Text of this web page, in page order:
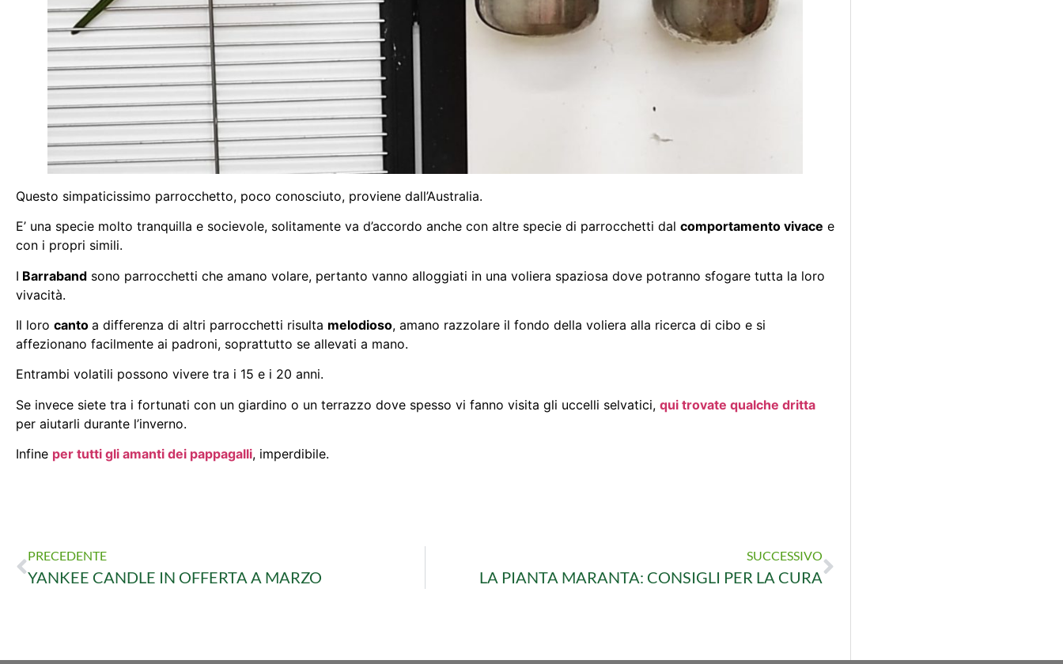
Questo simpaticissimo parrocchetto, poco conosciuto, proviene dall’Australia.
E’ una specie molto tranquilla e socievole, solitamente va d’accordo anche con altre specie di parrocchetti dal comportamento vivace e
con i propri simili.
I Barraband sono parrocchetti che amano volare, pertanto vanno alloggiati in una voliera spaziosa dove potranno sfogare tutta la loro
vivacità.
Il loro canto a differenza di altri parrocchetti risulta melodioso, amano razzolare il fondo della voliera alla ricerca di cibo e si
affezionano facilmente ai padroni, soprattutto se allevati a mano.
Entrambi volatili possono vivere tra i 15 e i 20 anni.
Se invece siete tra i fortunati con un giardino o un terrazzo dove spesso vi fanno visita gli uccelli selvatici, qui trovate qualche dritta
per aiutarli durante l’inverno.
Infine per tutti gli amanti dei pappagalli, imperdibile.
PRECEDENTE
YANKEE CANDLE IN OFFERTA A MARZO
SUCCESSIVO
LA PIANTA MARANTA: CONSIGLI PER LA CURA